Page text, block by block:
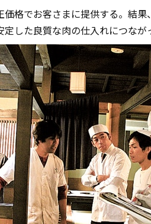
格でお客さまに提供する。結
した良質な肉の仕入れにつなが